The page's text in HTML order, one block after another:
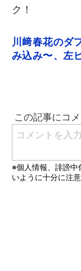
ク！
川﨑春花のダ
み込み〜、左